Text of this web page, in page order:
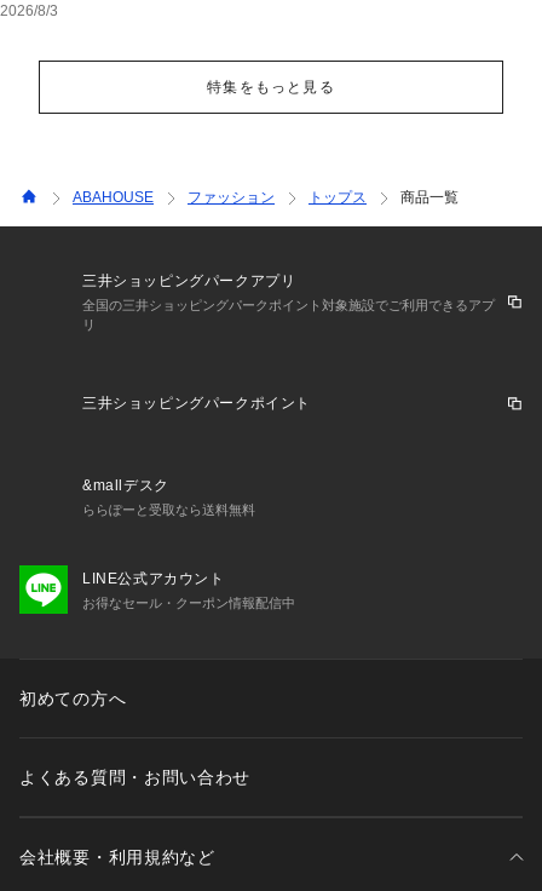
2026/8/3
特集をもっと見る
ABAHOUSE ファッション トップス 商品一覧
三井ショッピングパークアプリ
全国の三井ショッピングパークポイント対象施設でご利用できるアプ
リ
三井ショッピングパークポイント
&mallデスク
ららぽーと受取なら送料無料
LINE公式アカウント
お得なセール・クーポン情報配信中
初めての方へ
よくある質問・お問い合わせ
会社概要・利用規約など